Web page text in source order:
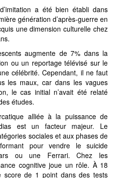
a été bien établi dans
génération d’après-guerre en
une dimension culturelle chez
augmente de 7% dans la
ou un reportage télévisé sur le
célébrité. Cependant, il ne faut
les maux, car dans les vagues
le cas initial n’avait été relaté
études.
alliée à la puissance de
est un facteur majeur. Le
sociales et aux phases de
pour vendre le suicide
ou une Ferrari. Chez les
cognitive joue un rôle. À 18
score de 1 point dans des tests